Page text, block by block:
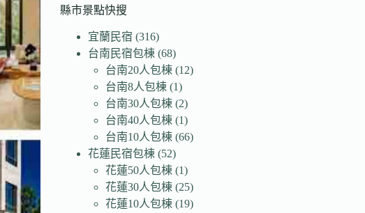
縣市景點快搜
宜蘭民宿 (316)
台南民宿包棟 (68)
台南20人包棟 (12)
台南8人包棟 (1)
台南30人包棟 (2)
台南40人包棟 (1)
台南10人包棟 (66)
花蓮民宿包棟 (52)
花蓮50人包棟 (1)
花蓮30人包棟 (25)
花蓮10人包棟 (19)